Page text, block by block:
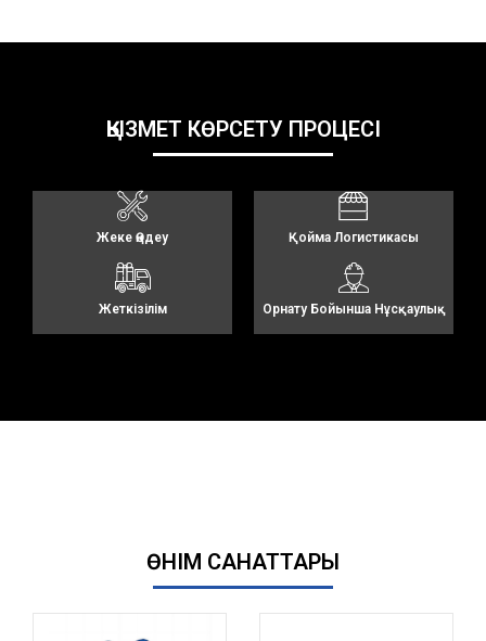
ҚЫЗМЕТ КӨРСЕТУ ПРОЦЕСІ
Жеке Өңдеу Қойма Логистикасы
Жеткізілім Орнату Бойынша Нұсқаулық
ӨНІМ САНАТТАРЫ